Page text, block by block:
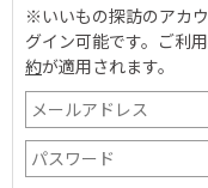
※いいもの探訪のアカ
グイン可能です。 ご利
約が適用されます。